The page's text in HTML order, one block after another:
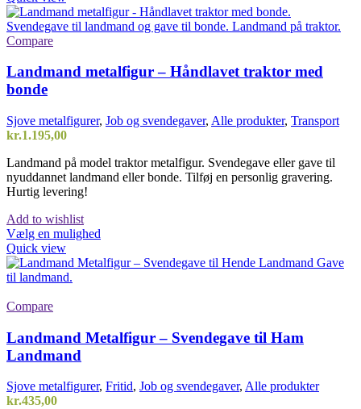
Compare
Landmand metalfigur – Håndlavet traktor med
bonde
Sjove metalfigurer, Job og svendegaver, Alle produkter, Transport
kr.1.195,00
Landmand på model traktor metalfigur. Svendegave eller gave til
nyuddannet landmand eller bonde. Tilføj en personlig gravering.
Hurtig levering!
Add to wishlist
Vælg en mulighed
Quick view
Compare
Landmand Metalfigur – Svendegave til Ham
Landmand
Sjove metalfigurer, Fritid, Job og svendegaver, Alle produkter
kr.435,00